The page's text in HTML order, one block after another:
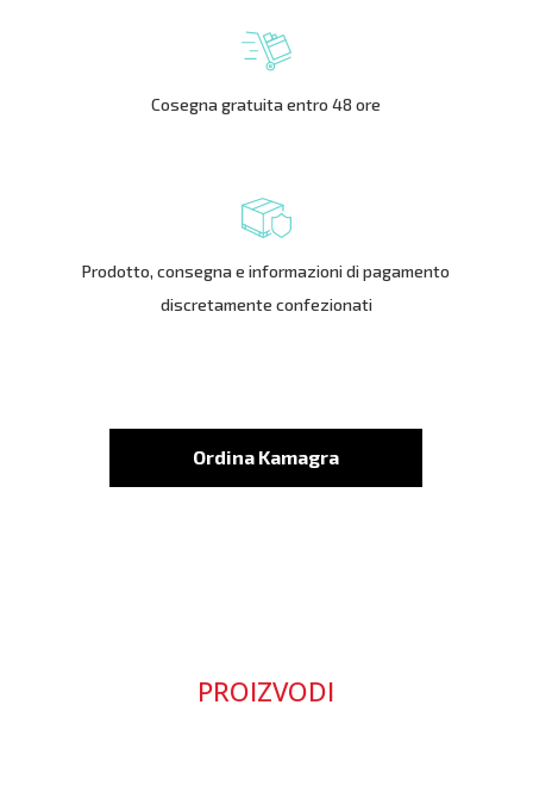
Cosegna gratuita entro 48 ore
Prodotto, consegna e informazioni di pagamento
discretamente confezionati
Ordina Kamagra
PROIZVODI